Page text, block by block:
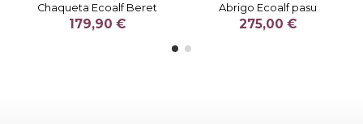
Chaqueta Ecoalf Beret
179,90 €
Abrigo Ecoalf pasu
275,00 €